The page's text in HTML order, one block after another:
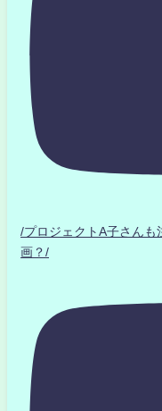
/プロジェクトA子さん
画？/